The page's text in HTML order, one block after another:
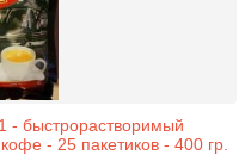
- быстрорастворимый
- 25 пакетиков - 400 гр.